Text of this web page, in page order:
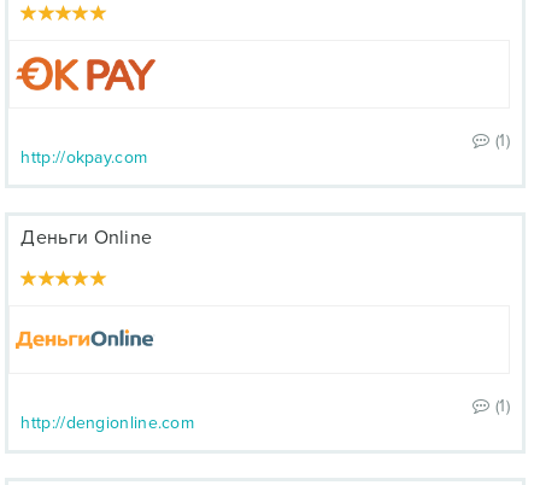
(1)
http://okpay.com
Деньги Online
(1)
http://dengionline.com